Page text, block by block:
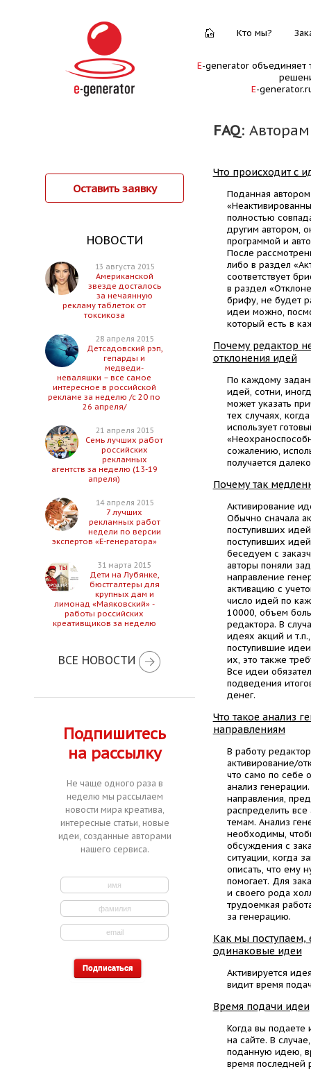
Кто мы?
E-generator объединяет
E-
FAQ: Авторам
Оставить заявку
НОВОСТИ
13 августа 2015
Американской
звезде досталось
за нечаянную
рекламу таблеток от
токсикоза
28 апреля 2015
Детсадовский рэп,
гепарды и
медведи-
неваляшки – все самое
интересное в российской
рекламе за неделю /с 20 по
26 апреля/
21 апреля 2015
Семь лучших работ
российских
рекламных
агентств за неделю (13-19
апреля)
14 апреля 2015
7 лучших
рекламных работ
недели по версии
экспертов «Е-генератора»
31 марта 2015
Дети на Лубянке,
бюстгалтеры для
крупных дам и
лимонад «Маяковский» -
работы российских
креативщиков за неделю
ВСЕ НОВОСТИ
Подпишитесь
на рассылку
Не чаще одного раза в
неделю мы рассылаем
новости мира креатива,
интересные статьи, новые
идеи, созданные авторами
нашего сервиса.
Что происходит с
Поданная
полностью
другим автором,
программой и
После
либо в раздел
соответствует
в раздел
брифу, не будет
идеи можно,
который есть в
Почему редактор
отклонения идей
По каждому
идей, сотни,
может указать
тех случаях,
использует
сожалению,
получается
Почему так
Активирование
Обычно сначала
поступивших
поступивших
беседуем с
авторы поняли
направление
активацию с
число идей по
10000, объем
редактора. В
идеях акций и
поступившие
их, это также
Все идеи
подведения
денег.
Что такое анализ
направлениям
В работу
активирование/
что само по себе
анализ
направления,
распределить
темам. Анализ
необходимы,
обсуждения с
ситуации, когда
описать, что ему
помогает. Для
и своего рода
трудоемкая
за генерацию.
Как мы поступаем,
одинаковые идеи
Активируется
видит время
Время подачи идеи
Когда вы
на сайте. В
поданную идею,
время последней